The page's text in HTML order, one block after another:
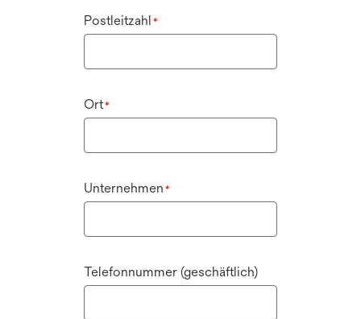
Postleitzahl *
Ort*
Unternehmen *
Telefonnummer (geschäftlich)